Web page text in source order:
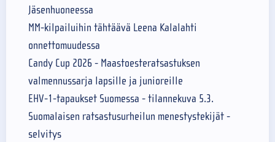
Jäsenhuoneessa
MM-kilpailuihin tähtäävä Leena Kalalahti
onnettomuudessa
Candy Cup 2026 - Maastoesteratsastuksen
valmennussarja lapsille ja junioreille
EHV-1-tapaukset Suomessa - tilannekuva 5.3.
Suomalaisen ratsastusurheilun menestystekijät -
selvitys